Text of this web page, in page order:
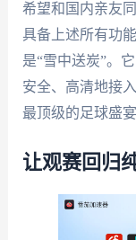
希望和国内亲友
具备上述所有功
是“雪中送炭”。
安全、高清地接
最顶级的足球盛
让观赛回归